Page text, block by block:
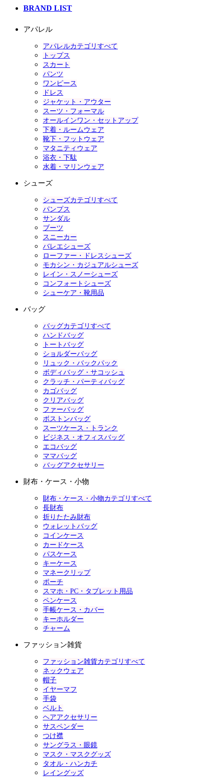
BRAND LIST
アパレル
アパレルカテゴリすべて
トップス
スカート
パンツ
ワンピース
ドレス
ジャケット・アウター
スーツ・フォーマル
オールインワン・セットアップ
下着・ルームウェア
靴下・フットウェア
マタニティウェア
浴衣・下駄
水着・マリンウェア
シューズ
シューズカテゴリすべて
パンプス
サンダル
ブーツ
スニーカー
バレエシューズ
ローファー・ドレスシューズ
モカシン・カジュアルシューズ
レイン・スノーシューズ
コンフォートシューズ
シューケア・靴用品
バッグ
バッグカテゴリすべて
ハンドバッグ
トートバッグ
ショルダーバッグ
リュック・バックパック
ボディバッグ・サコッシュ
クラッチ・パーティバッグ
カゴバッグ
クリアバッグ
ファーバッグ
ボストンバッグ
スーツケース・トランク
ビジネス・オフィスバッグ
エコバッグ
ママバッグ
バッグアクセサリー
財布・ケース・小物
財布・ケース・小物カテゴリすべて
長財布
折りたたみ財布
ウォレットバッグ
コインケース
カードケース
パスケース
キーケース
マネークリップ
ポーチ
スマホ・PC・タブレット用品
ペンケース
手帳ケース・カバー
キーホルダー
チャーム
ファッション雑貨
ファッション雑貨カテゴリすべて
ネックウェア
帽子
イヤーマフ
手袋
ベルト
ヘアアクセサリー
サスペンダー
つけ襟
サングラス・眼鏡
マスク・マスクグッズ
タオル・ハンカチ
レイングッズ